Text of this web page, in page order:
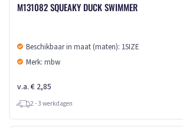
M131082 SQUEAKY DUCK SWIMMER
Beschikbaar in maat (maten): 1SIZE
Merk: mbw
v.a. € 2,85
2 - 3 werkdagen